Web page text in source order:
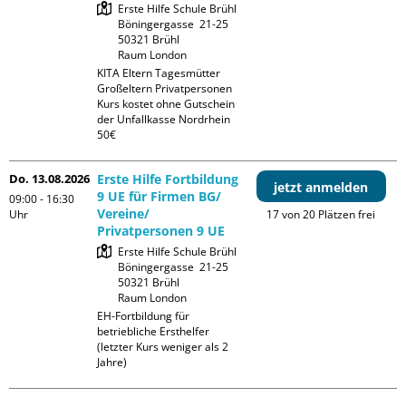
Erste Hilfe Schule Brühl
Böningergasse  21-25
50321 Brühl
Raum London
KITA Eltern Tagesmütter
Großeltern Privatpersonen
Kurs kostet ohne Gutschein
der Unfallkasse Nordrhein
50€
Do. 13.08.2026
09:00 - 16:30
Uhr
Erste Hilfe Fortbildung
9 UE für Firmen BG/
Vereine/
Privatpersonen 9 UE
Erste Hilfe Schule Brühl
Böningergasse  21-25
50321 Brühl
Raum London
EH-Fortbildung für
betriebliche Ersthelfer
(letzter Kurs weniger als 2
Jahre)
jetzt anmelden
17 von 20 Plätzen frei